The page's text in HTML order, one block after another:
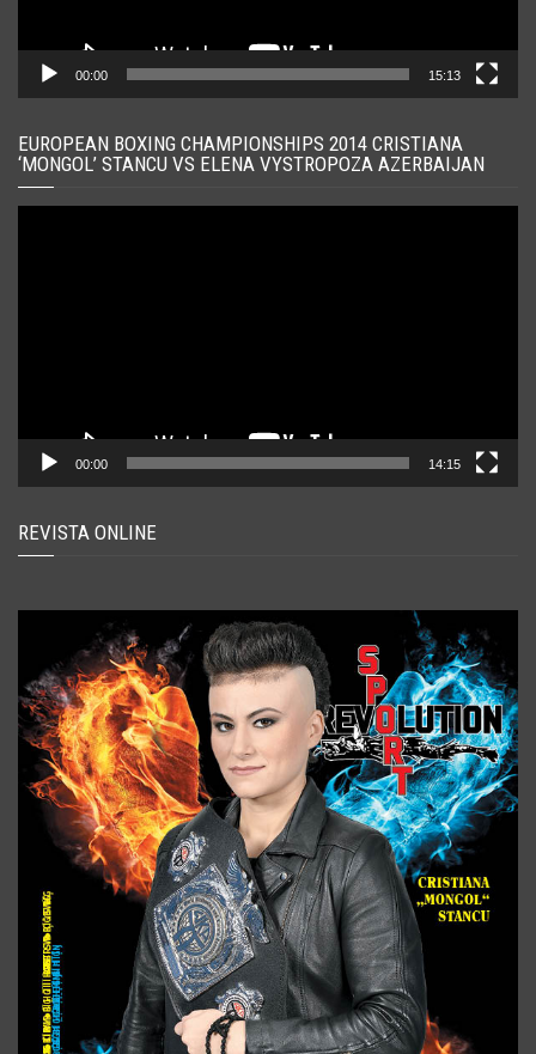
00:00 15:13
EUROPEAN BOXING CHAMPIONSHIPS 2014 CRISTIANA
‘MONGOL’ STANCU VS ELENA VYSTROPOZA AZERBAIJAN
00:00 14:15
REVISTA ONLINE